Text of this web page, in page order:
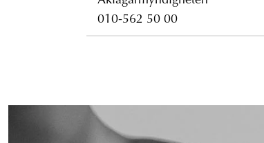
010-562 50 00